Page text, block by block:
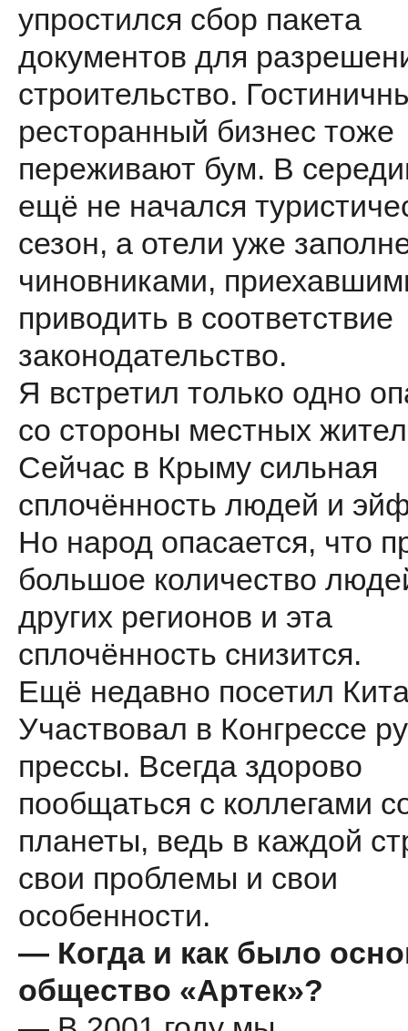
упростился сбор пакета
документов для
строительство.
ресторанный бизнес тоже
переживают бум. В
ещё не начался
сезон, а отели уже
чиновниками,
приводить в соответствие
законодательство.
Я встретил только одно
со стороны местных
Сейчас в Крыму сильная
сплочённость людей и
Но народ опасается, что
большое количество
других регионов и эта
сплочённость снизится.
Ещё недавно посетил
Участвовал в Конгрессе
прессы. Всегда здорово
пообщаться с коллегами
планеты, ведь в каждой
свои проблемы и свои
особенности.
— Когда и как было
общество «Артек»?